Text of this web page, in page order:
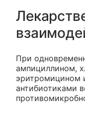
При
ампициллином,
эритромицином
антибиотиками